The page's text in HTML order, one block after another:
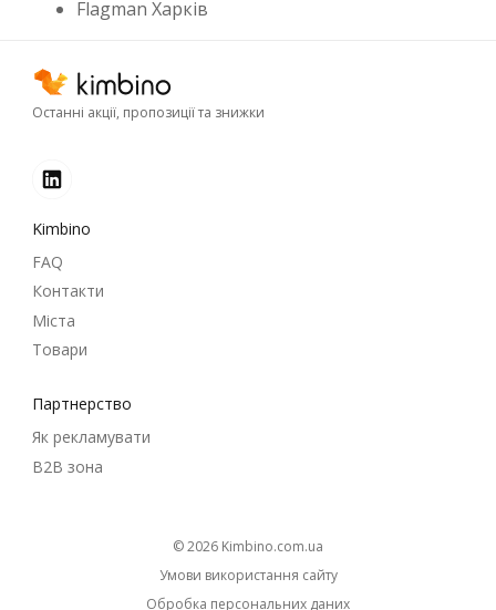
Flagman Харків
Останні акції, пропозиції та знижки
Kimbino
FAQ
Контакти
Міста
Товари
Партнерство
Як рекламувати
B2B зона
© 2026
kimbino.com.ua
Умови використання сайту
Обробка персональних даних